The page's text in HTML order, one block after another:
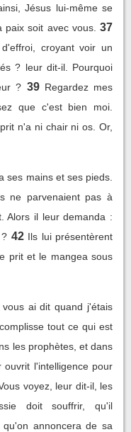
Jésus lui-même se
soit avec vous. 37
croyant voir un
? leur dit-il. Pourquoi
? 39 Regardez mes
que c'est bien moi.
n'a ni chair ni os. Or,
ses mains et ses pieds.
ne parvenaient pas à
Alors il leur demanda :
42 Ils lui présentèrent
prit et le mangea sous
ai dit quand j'étais
tout ce qui est
les prophètes, et dans
ouvrit l'intelligence pour
voyez, leur dit-il, les
doit souffrir, qu'il
qu'on annoncera de sa